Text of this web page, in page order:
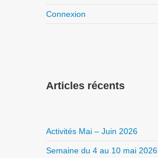
Connexion
Articles récents
Activités Mai – Juin 2026
Semaine du 4 au 10 mai 2026